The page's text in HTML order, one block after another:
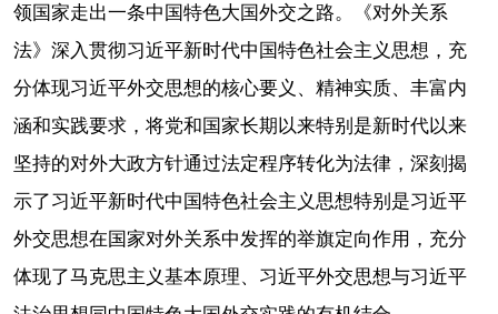
领国家走出一条中国特色大国外交之路。《对外关系
法》深入贯彻习近平新时代中国特色社会主义思想，充
分体现习近平外交思想的核心要义、精神实质、丰富内
涵和实践要求，将党和国家长期以来特别是新时代以来
坚持的对外大政方针通过法定程序转化为法律，深刻揭
示了习近平新时代中国特色社会主义思想特别是习近平
外交思想在国家对外关系中发挥的举旗定向作用，充分
体现了马克思主义基本原理、习近平外交思想与习近平